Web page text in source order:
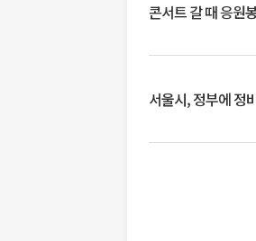
콘서트 갈 때 응원
서울시, 정부에 정